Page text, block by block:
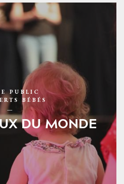
PUBLIC
BÉBÉS
DU MONDE